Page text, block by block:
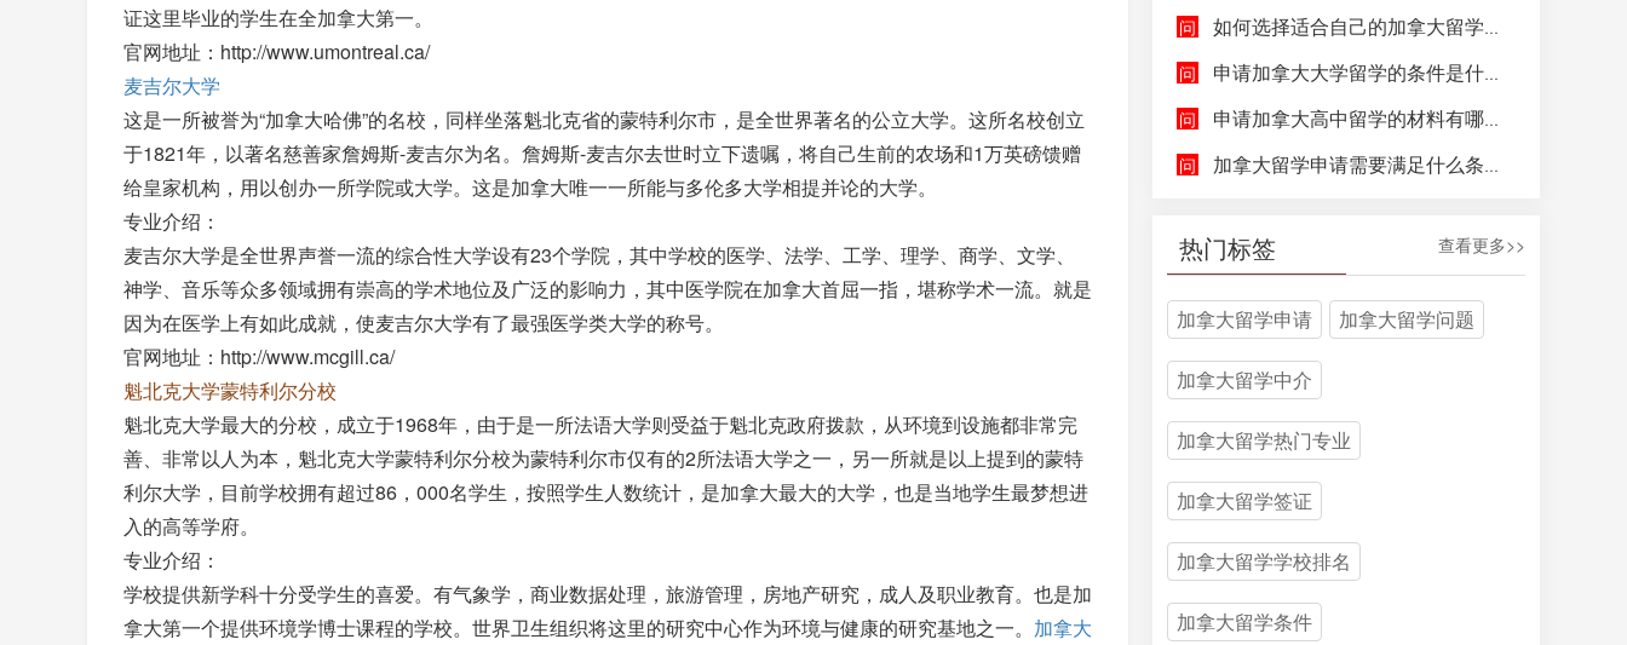
证这里毕业的学生在全加拿大第一。
官网地址：http://www.umontreal.ca/
麦吉尔大学
这是一所被誉为“加拿大哈佛”的名校，同样坐落魁北克省的蒙特利尔市，是全世界著名的公立大学。这所名校创立
于1821年，以著名慈善家詹姆斯-麦吉尔为名。詹姆斯-麦吉尔去世时立下遗嘱，将自己生前的农场和1万英磅馈赠
给皇家机构，用以创办一所学院或大学。这是加拿大唯一一所能与多伦多大学相提并论的大学。
专业介绍：
麦吉尔大学是全世界声誉一流的综合性大学设有23个学院，其中学校的医学、法学、工学、理学、商学、文学、
神学、音乐等众多领域拥有崇高的学术地位及广泛的影响力，其中医学院在加拿大首屈一指，堪称学术一流。就是
因为在医学上有如此成就，使麦吉尔大学有了最强医学类大学的称号。
官网地址：http://www.mcgill.ca/
魁北克大学蒙特利尔分校
魁北克大学最大的分校，成立于1968年，由于是一所法语大学则受益于魁北克政府拨款，从环境到设施都非常完
善、非常以人为本，魁北克大学蒙特利尔分校为蒙特利尔市仅有的2所法语大学之一，另一所就是以上提到的蒙特
利尔大学，目前学校拥有超过86，000名学生，按照学生人数统计，是加拿大最大的大学，也是当地学生最梦想进
入的高等学府。
专业介绍：
学校提供新学科十分受学生的喜爱。有气象学，商业数据处理，旅游管理，房地产研究，成人及职业教育。也是加
拿大第一个提供环境学博士课程的学校。世界卫生组织将这里的研究中心作为环境与健康的研究基地之一。 加拿大
如何选择适合自己的加拿大留学院校和专业呢？
申请加拿大大学留学的条件是什么，如何申请加拿大大学留学，留学的费用及签证申请流程是什么？
申请加拿大高中留学的材料有哪些，具体都包含哪些方面呢？
加拿大留学申请需要满足什么条件呢？
热门标签 查看更多>>
加拿大留学申请 加拿大留学问题
加拿大留学中介
加拿大留学热门专业
加拿大留学签证
加拿大留学学校排名
加拿大留学条件